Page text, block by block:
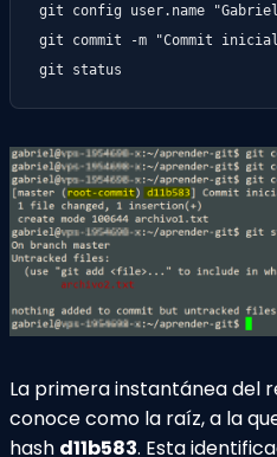
git config user.name "Gabriel
git commit -m "Commit
git status
La primera instantánea del
conoce como la raíz, a la
hash d11b583. Esta